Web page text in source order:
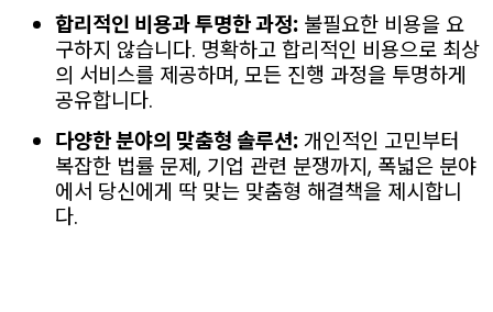
합리적인 비용과 투명한 과정: 불필요한 비용을 요
구하지 않습니다. 명확하고 합리적인 비용으로 최상
의 서비스를 제공하며, 모든 진행 과정을 투명하게
공유합니다.
다양한 분야의 맞춤형 솔루션:개인적인 고민부터
복잡한 법률 문제, 기업 관련 분쟁까지, 폭넓은 분야
에서 당신에게 딱 맞는 맞춤형 해결책을 제시합니
다.